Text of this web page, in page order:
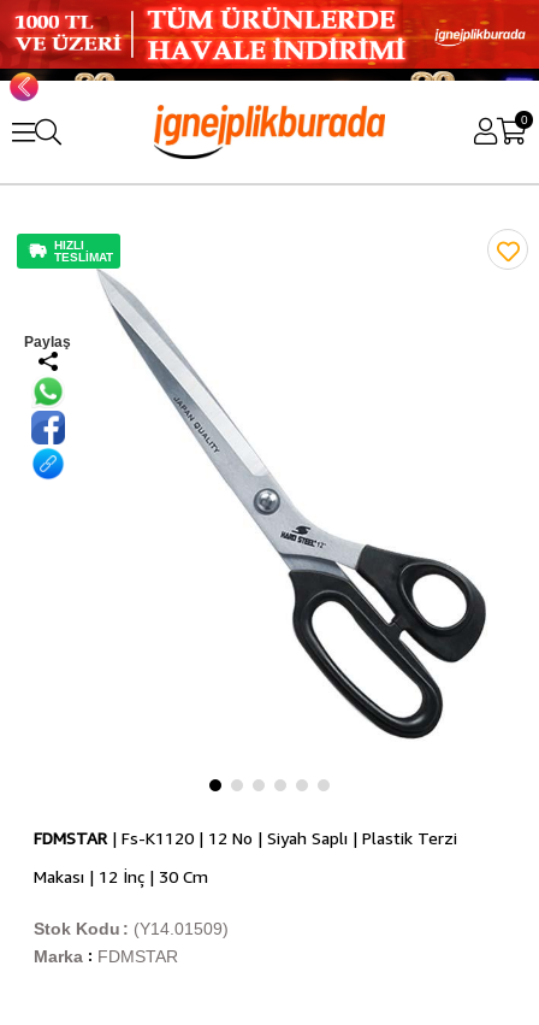
0
HIZLI
TESLİMAT
Paylaş
FDMSTAR| Fs-K1120 | 12 No | Siyah Saplı | Plastik Terzi
Makası | 12 İnç | 30 Cm
(Y14.01509)
Stok Kodu
Marka : FDMSTAR